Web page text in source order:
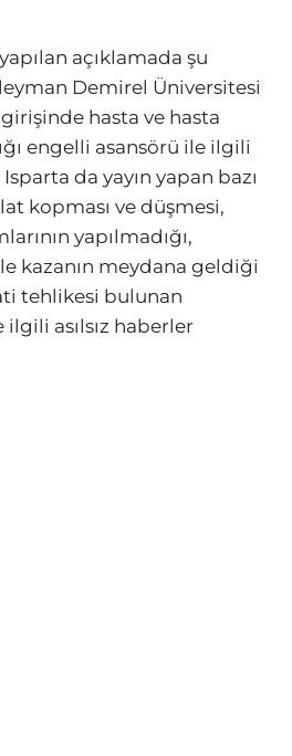
açıklamada şu
Demirel Üniversitesi
hasta ve hasta
engelli asansörü ile ilgili
da yayın yapan bazı
kopması ve düşmesi,
yapılmadığı,
kazanın meydana geldiği
tehlikesi bulunan
ilgili asılsız haberler